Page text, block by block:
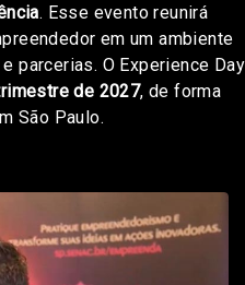
. Esse evento reunirá
em um ambiente
parcerias. O Experience Day
de 2027, de forma
São Paulo.